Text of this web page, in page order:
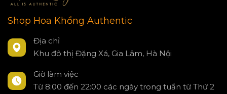
Shop Hoa Khổng Authentic
Địa chỉ
Khu đô thị Đặng Xá, Gia Lâm, Hà Nội
Giờ làm việc
Từ 8:00 đến 22:00 các ngày trong tuần từ Thứ 2